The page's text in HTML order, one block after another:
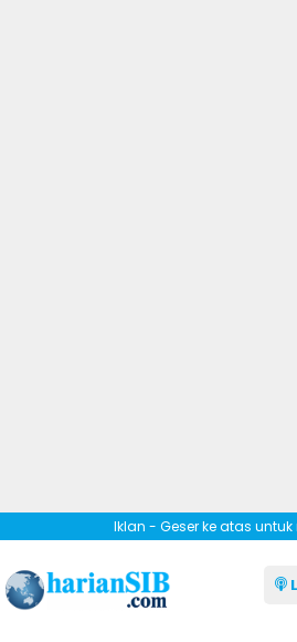
Iklan - Geser ke atas